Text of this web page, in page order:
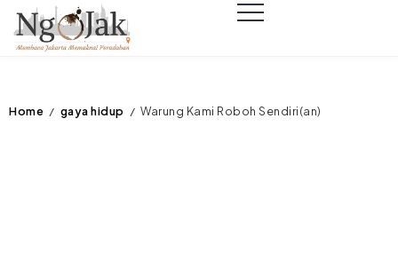
Home / gaya hidup / Warung Kami Roboh Sendiri(an)